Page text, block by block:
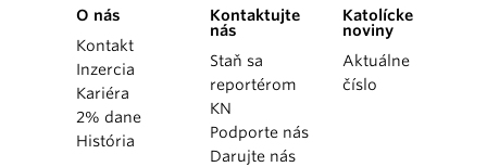
O nás
Kontakt
Inzercia
Kariéra
2% dane
História
Kontaktujte
nás
Staň sa
reportérom
KN
Podporte nás
Darujte nás
Katolícke
noviny
Aktuálne
číslo